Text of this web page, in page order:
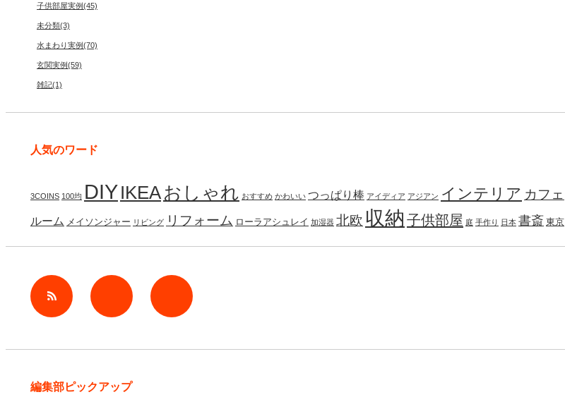
子供部屋実例(45)
未分類(3)
水まわり実例(70)
玄関実例(59)
雑記(1)
人気のワード
3COINS 100均 DIYIKEAおしゃれ おすすめ かわいい つっぱり棒 アイディア アジアン インテリア カフェ
ルーム メイソンジャー リビング リフォーム ローラアシュレイ 加湿器 北欧 収納 子供部屋 庭 手作り 日本 書斎 東京
Twitter
編集部ピックアップ